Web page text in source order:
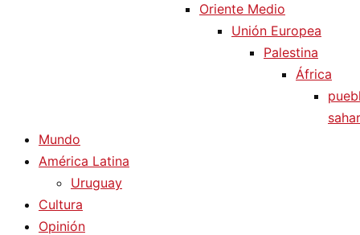
Oriente Medio
Unión Europea
Palestina
África
Mundo
América Latina
Uruguay
Cultura
Opinión